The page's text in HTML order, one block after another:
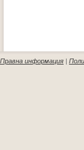
Правна информация |